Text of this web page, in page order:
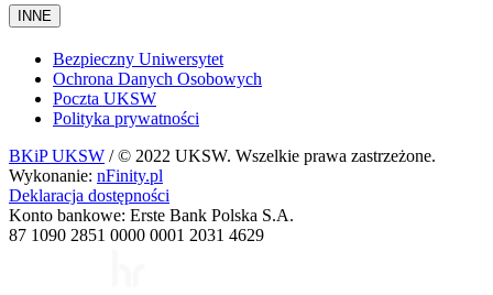
INNE
Bezpieczny Uniwersytet
Ochrona Danych Osobowych
Poczta UKSW
Polityka prywatności
BKiP UKSW / © 2022 UKSW. Wszelkie prawa zastrzeżone.
Wykonanie: nFinity.pl
Deklaracja dostępności
Konto bankowe: Erste Bank Polska S.A.
87 1090 2851 0000 0001 2031 4629